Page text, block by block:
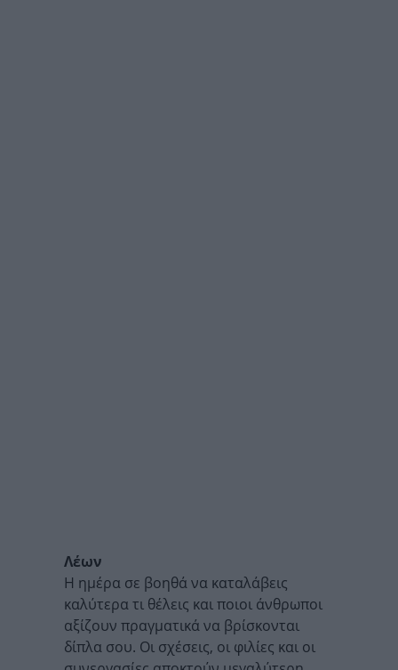
Λέων
Η ημέρα σε βοηθά να καταλάβεις
καλύτερα τι θέλεις και ποιοι άνθρωποι
αξίζουν πραγματικά να βρίσκονται
δίπλα σου. Οι σχέσεις, οι φιλίες και οι